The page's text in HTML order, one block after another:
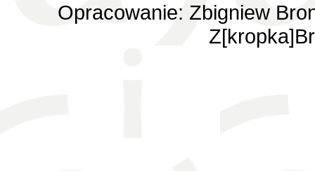
Opracowanie: Zbigniew